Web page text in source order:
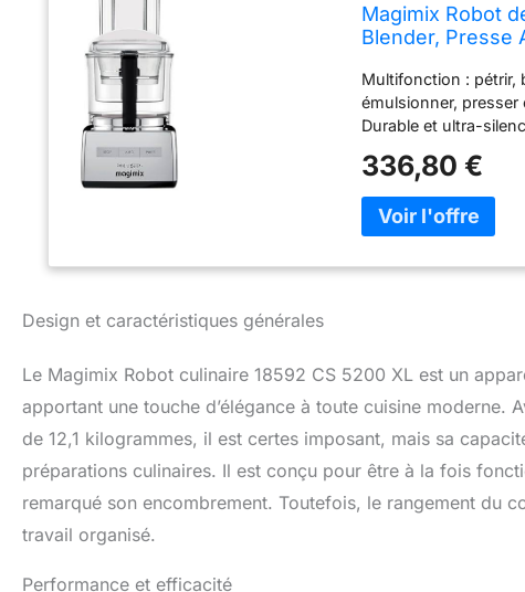
Magimix Robot
Blender, Presse
Multifonction : pétrir,
émulsionner, presser
Durable et ultra-
inoxydable Sabatier,
accessoires Idées et
inspirantes et faciles
336,80 €
Design et caractéristiques générales
Le Magimix Robot culinaire 18592 CS 5200 XL est un
apportant une touche d’élégance à toute cuisine
de 12,1 kilogrammes, il est certes imposant, mais sa
préparations culinaires. Il est conçu pour être à la fois
remarqué son encombrement. Toutefois, le rangement du
travail organisé.
Performance et efficacité